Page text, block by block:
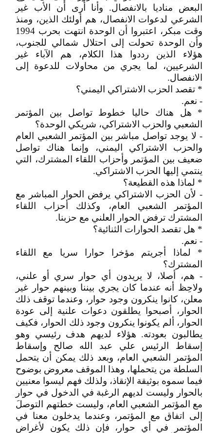
البعض مناديا بالانفصال. وأنا أرى أن الأب غير
الشرعي لدعوات الانفصال، هم أولئك الذين، ومنذ
وقت مبكر، اعتبروا أن الوحدة انتهت بحرب 1994
وأن الوحدة تحولت إلى احتلال شمالي للجنوب،
هؤلاء الذين رددوا هذا الكلام، هم الآباء غير
الشرعيين، لما يجري من محاولات للدعوة إلى
الانفصال.
* تقصد الحزب الاشتراكي اليمني؟
- نعم.
* هل هناك حاليا خطوط تواصل بين المؤتمر
الشعبي والحزب الاشتراكي، شريكي الوحدة؟
- لا يوجد تواصل مباشر بين المؤتمر الشعبي العام
والحزب الاشتراكي اليمني، وإنما هناك تواصل
ضعيف بين المؤتمر وأحزاب اللقاء المشترك، التي
ينتمي إليها الحزب الاشتراكي.
* لماذا هذه القطيعة؟
- لأن الحزب الاشتراكي يرفض الحوار المباشر مع
المؤتمر الشعبي العام، وكذلك أحزاب اللقاء
المشترك ترفض الحوار العلني مع حزبنا.
* هل تقصد الحوارات الثنائية؟
- نعم.
* لماذا أجريتم مؤخرا حوارا سريا مع اللقاء
المشترك؟
- هم، أصلا، لا يريدون أي حوار سري أو علني،
ولاحِظ أنه عندما كان يجري بيننا وبينهم حوار غير
معلن، كانوا ينكرون وجود حوار، وعندما توقف ذلك
الحوار، أصبحوا يطلقون دعوات علنية إلى عودة
الحوار، ألم يكونوا ينكرون وجود ذلك الحوار، فكيف
يطالبون بعودته. هؤلاء لديهم هدف رئيسي وهو
إسقاط الرئيس علي عبد الله صالح وإسقاط
المؤتمر الشعبي العام، وبعد ذلك يمكن أن يتحمل
السلطة من يتحملها، وهذا الموقف معروض بوضوح
فيما سموه بوثيقة الإنقاذ، ولذلك فهم ليسوا معنيين
بالحوار وليست لديهم الرغبة في الدخول في حوار
مع المؤتمر الشعبي العام، وليست خطتهم التوصلَ
إلى اتفاق مع المؤتمر، وعندما يدخلون معنا في
المؤتمر في أي حوار، فإن ذلك يكون لأغراض